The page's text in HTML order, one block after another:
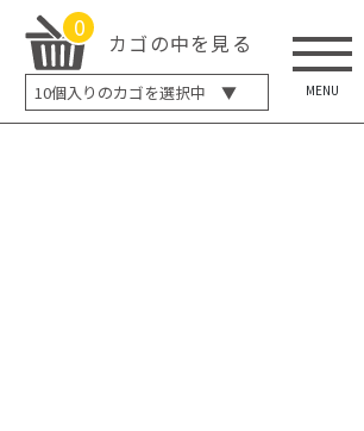
0
カゴの中を見る
10個入りのカゴを選択中 ▼
5個入り
MENU